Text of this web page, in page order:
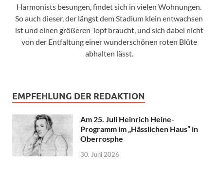
Harmonists besungen, findet sich in vielen Wohnungen.
So auch dieser, der längst dem Stadium klein entwachsen
ist und einen größeren Topf braucht, und sich dabei nicht
von der Entfaltung einer wunderschönen roten Blüte
abhalten lässt.
EMPFEHLUNG DER REDAKTION
Am 25. Juli Heinrich Heine-
Programm im „Hässlichen Haus“ in
Oberrosphe
30. Juni 2026